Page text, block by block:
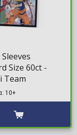
Size 60ct -
Team
10+